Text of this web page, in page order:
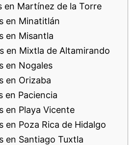
en Martínez de la Torre
en Minatitlán
en Misantla
en Mixtla de Altamirando
en Nogales
en Orizaba
en Paciencia
en Playa Vicente
en Poza Rica de Hidalgo
en Santiago Tuxtla